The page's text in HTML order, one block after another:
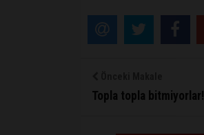
Topla topla bitmiyorlar!